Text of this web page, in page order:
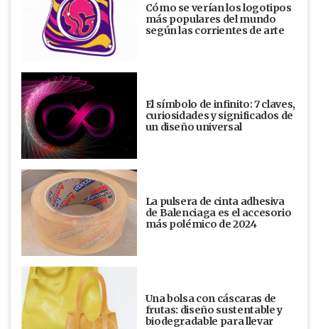
Cómo se verían los logotipos
más populares del mundo
según las corrientes de arte
El símbolo de infinito: 7 claves,
curiosidades y significados de
un diseño universal
La pulsera de cinta adhesiva
de Balenciaga es el accesorio
más polémico de 2024
Una bolsa con cáscaras de
frutas: diseño sustentable y
biodegradable para llevar